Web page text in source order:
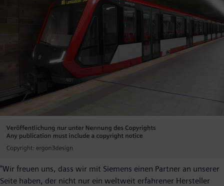
"Wir freuen uns, dass wir mit Siemens einen Partner an unserer
Seite haben, der nicht nur ein weltweit erfahrener Hersteller